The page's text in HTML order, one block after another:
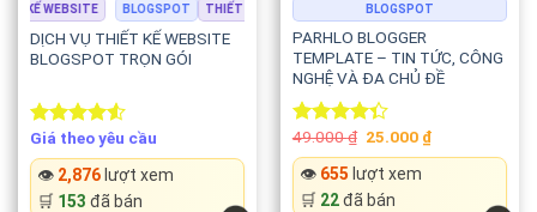
✅ Schema Ready
✅ Breadcrumb
✅ Meta dữ liệu đầy đủ
KẾ WEBSITE BLOGSPOT THIẾT KẾ WEBSITE
DỊCH VỤ THIẾT KẾ WEBSITE
BLOGSPOT TRỌN GÓI
Rated
4.50out
of 5
Giá theo yêu cầu
👁️ 2,876lượt xem
🛒 153 đã bán
BLOGSPOT
PARHLO BLOGGER
TEMPLATE – TIN TỨC, CÔNG
NGHỆ VÀ ĐA CHỦ ĐỀ
Rated
4.33out
of 5
49.000₫ Original
was:
49.000 ₫.
25.000 ₫Current
price
👁️ 655 lượt xem
🛒 22đã bán